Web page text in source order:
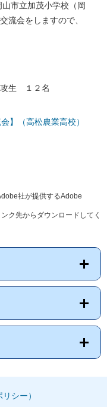
市立加茂小学校（岡
流会をしますので、
攻生 １２名
】（高松農業高校）
社が提供するAdobe
ク先からダウンロードしてく
シー）